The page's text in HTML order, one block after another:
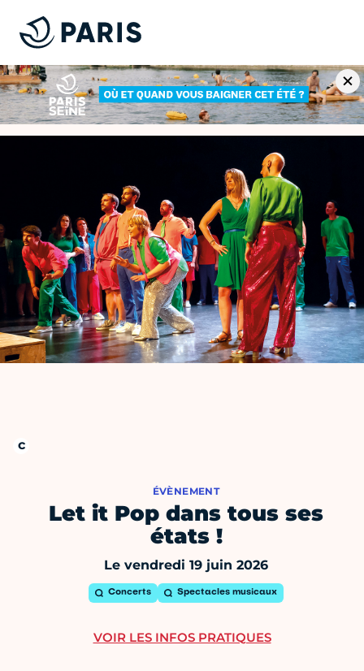
ÉVÈNEMENT
Let it Pop dans tous ses
états !
Le vendredi 19 juin 2026
Concerts Spectacles musicaux
VOIR LES INFOS PRATIQUES